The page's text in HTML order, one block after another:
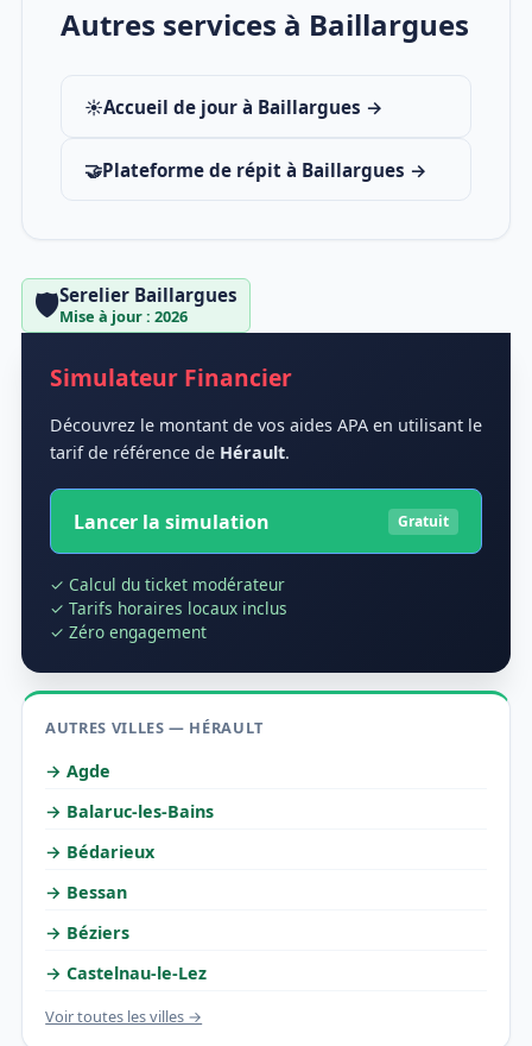
Autres services à Baillargues
☀️Accueil de jour à Baillargues →
🤝Plateforme de répit à Baillargues →
🛡️Serelier Baillargues
Mise à jour : 2026
Simulateur Financier
Découvrez le montant de vos aides APA en utilisant le
tarif de référence de Hérault.
Lancer la simulation Gratuit
✓ Calcul du ticket modérateur
✓ Tarifs horaires locaux inclus
✓ Zéro engagement
AUTRES VILLES — HÉRAULT
→ Agde
→ Balaruc-les-Bains
→ Bédarieux
→ Bessan
→ Béziers
→ Castelnau-le-Lez
Voir toutes les villes →